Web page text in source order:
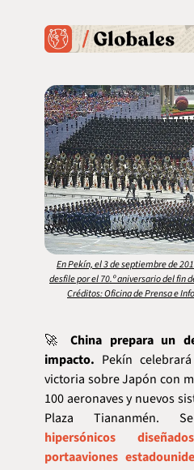
En Pekín, el 3 de septiembre de
desfile por el 70.º aniversario del fin
Créditos: Oficina de Prensa e
🚀
China prepara un
impacto. Pekín
victoria sobre Japón con
100 aeronaves y nuevos
Plaza Tiananmén.
hipersónicos
portaaviones